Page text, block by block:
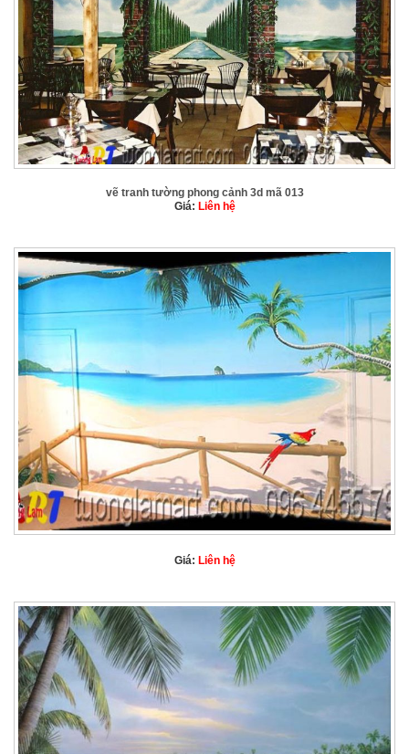
vẽ tranh tường phong cảnh 3d mã 013
Giá: Liên hệ
Giá: Liên hệ